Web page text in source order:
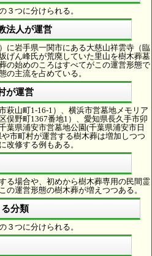
３つに分けられる。
法人が運営
に岩手県一関市にある大慈山祥雲寺（臨
げん峰氏が荒廃していた里山を樹木葬墓
の始めのころはすべてがこの運営形態で
の主流を占めている。
が運営
萩山町1-16-1）、横浜市営墓地メモリア
俣野町1367番地1）、愛知県長久手市卯
葉県浦安市営墓地公園(千葉県浦安市日
市町村が運営する樹木葬は増加しつつ
改修する例もある。
る場合や、初めから樹木葬専用の民間霊
の運営形態の樹木葬が増えつつある。
分類
３つに分けられる。